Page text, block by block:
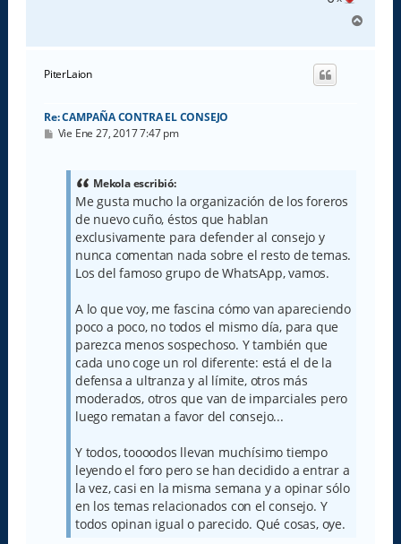
r
PiterLaion
Re: CAMPAÑA CONTRA EL CONSEJO
M
Vie Ene 27, 2017 7:47 pm
Mekola escribió:
Me gusta mucho la organización de los foreros
de nuevo cuño, éstos que hablan
exclusivamente para defender al consejo y
nunca comentan nada sobre el resto de temas.
Los del famoso grupo de WhatsApp, vamos.
A lo que voy, me fascina cómo van apareciendo
poco a poco, no todos el mismo día, para que
parezca menos sospechoso. Y también que
cada uno coge un rol diferente: está el de la
defensa a ultranza y al límite, otros más
moderados, otros que van de imparciales pero
luego rematan a favor del consejo...
Y todos, toooodos llevan muchísimo tiempo
leyendo el foro pero se han decidido a entrar a
la vez, casi en la misma semana y a opinar sólo
en los temas relacionados con el consejo. Y
todos opinan igual o parecido. Qué cosas, oye.